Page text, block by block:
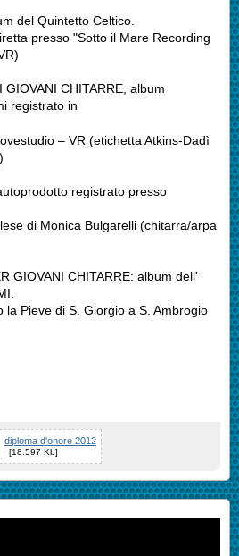
del Quintetto Celtico.
presso "Sotto il Mare Recording
CHITARRE, album
registrato in
– VR (etichetta Atkins-Dadì
registrato presso
di Monica Bulgarelli (chitarra/arpa
GIOVANI CHITARRE: album dell'
la Pieve di S. Giorgio a S. Ambrogio
diploma d'onore 2012
[18.597 Kb]